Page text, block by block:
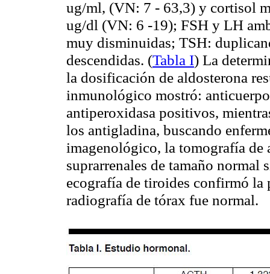
ug/ml, (VN: 7 - 63,3) y cortisol
ug/dl (VN: 6 -19); FSH y LH
muy disminuidas; TSH:
descendidas. (Tabla I) La
la dosificación de aldosterona
inmunológico mostró:
antiperoxidasa positivos,
los antigladina, buscando
imagenológico, la tomografía
suprarrenales de tamaño
ecografía de tiroides confirmó
radiografía de tórax fue normal.